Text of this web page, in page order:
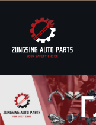
Главная
Продукция
Новости
О нас